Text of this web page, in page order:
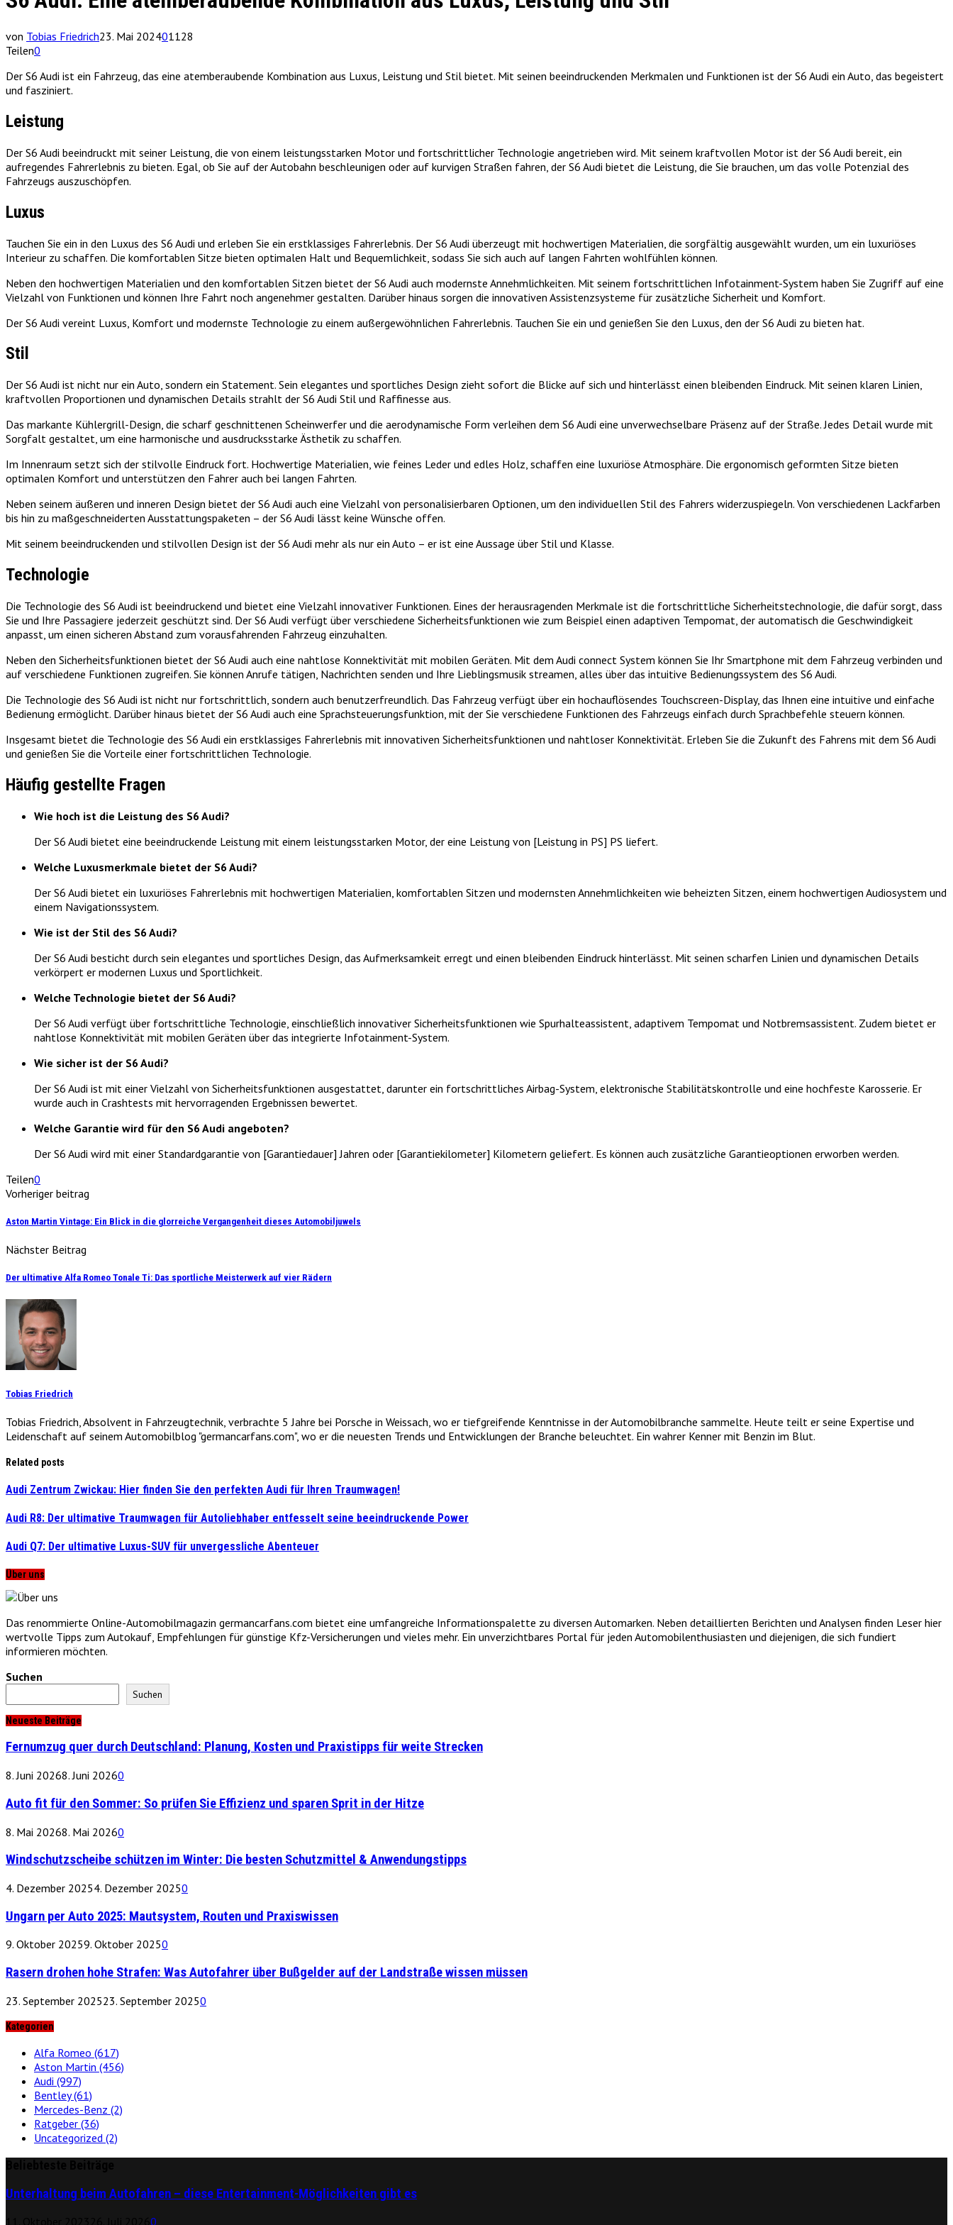
von Tobias Friedrich23. Mai 202401128
Teilen0
Der S6 Audi ist ein Fahrzeug, das eine atemberaubende Kombination aus Luxus, Leistung und Stil bietet. Mit seinen beeindruckenden Merkmalen und Funktionen ist der S6 Audi ein Auto, das begeistert
und fasziniert.
Leistung
Der S6 Audi beeindruckt mit seiner Leistung, die von einem leistungsstarken Motor und fortschrittlicher Technologie angetrieben wird. Mit seinem kraftvollen Motor ist der S6 Audi bereit, ein
aufregendes Fahrerlebnis zu bieten. Egal, ob Sie auf der Autobahn beschleunigen oder auf kurvigen Straßen fahren, der S6 Audi bietet die Leistung, die Sie brauchen, um das volle Potenzial des
Fahrzeugs auszuschöpfen.
Luxus
Tauchen Sie ein in den Luxus des S6 Audi und erleben Sie ein erstklassiges Fahrerlebnis. Der S6 Audi überzeugt mit hochwertigen Materialien, die sorgfältig ausgewählt wurden, um ein luxuriöses
Interieur zu schaffen. Die komfortablen Sitze bieten optimalen Halt und Bequemlichkeit, sodass Sie sich auch auf langen Fahrten wohlfühlen können.
Neben den hochwertigen Materialien und den komfortablen Sitzen bietet der S6 Audi auch modernste Annehmlichkeiten. Mit seinem fortschrittlichen Infotainment-System haben Sie Zugriff auf eine
Vielzahl von Funktionen und können Ihre Fahrt noch angenehmer gestalten. Darüber hinaus sorgen die innovativen Assistenzsysteme für zusätzliche Sicherheit und Komfort.
Der S6 Audi vereint Luxus, Komfort und modernste Technologie zu einem außergewöhnlichen Fahrerlebnis. Tauchen Sie ein und genießen Sie den Luxus, den der S6 Audi zu bieten hat.
Stil
Der S6 Audi ist nicht nur ein Auto, sondern ein Statement. Sein elegantes und sportliches Design zieht sofort die Blicke auf sich und hinterlässt einen bleibenden Eindruck. Mit seinen klaren Linien,
kraftvollen Proportionen und dynamischen Details strahlt der S6 Audi Stil und Raffinesse aus.
Das markante Kühlergrill-Design, die scharf geschnittenen Scheinwerfer und die aerodynamische Form verleihen dem S6 Audi eine unverwechselbare Präsenz auf der Straße. Jedes Detail wurde mit
Sorgfalt gestaltet, um eine harmonische und ausdrucksstarke Ästhetik zu schaffen.
Im Innenraum setzt sich der stilvolle Eindruck fort. Hochwertige Materialien, wie feines Leder und edles Holz, schaffen eine luxuriöse Atmosphäre. Die ergonomisch geformten Sitze bieten
optimalen Komfort und unterstützen den Fahrer auch bei langen Fahrten.
Neben seinem äußeren und inneren Design bietet der S6 Audi auch eine Vielzahl von personalisierbaren Optionen, um den individuellen Stil des Fahrers widerzuspiegeln. Von verschiedenen Lackfarben
bis hin zu maßgeschneiderten Ausstattungspaketen – der S6 Audi lässt keine Wünsche offen.
Mit seinem beeindruckenden und stilvollen Design ist der S6 Audi mehr als nur ein Auto – er ist eine Aussage über Stil und Klasse.
Technologie
Die Technologie des S6 Audi ist beeindruckend und bietet eine Vielzahl innovativer Funktionen. Eines der herausragenden Merkmale ist die fortschrittliche Sicherheitstechnologie, die dafür sorgt, dass
Sie und Ihre Passagiere jederzeit geschützt sind. Der S6 Audi verfügt über verschiedene Sicherheitsfunktionen wie zum Beispiel einen adaptiven Tempomat, der automatisch die Geschwindigkeit
anpasst, um einen sicheren Abstand zum vorausfahrenden Fahrzeug einzuhalten.
Neben den Sicherheitsfunktionen bietet der S6 Audi auch eine nahtlose Konnektivität mit mobilen Geräten. Mit dem Audi connect System können Sie Ihr Smartphone mit dem Fahrzeug verbinden und
auf verschiedene Funktionen zugreifen. Sie können Anrufe tätigen, Nachrichten senden und Ihre Lieblingsmusik streamen, alles über das intuitive Bedienungssystem des S6 Audi.
Die Technologie des S6 Audi ist nicht nur fortschrittlich, sondern auch benutzerfreundlich. Das Fahrzeug verfügt über ein hochauflösendes Touchscreen-Display, das Ihnen eine intuitive und einfache
Bedienung ermöglicht. Darüber hinaus bietet der S6 Audi auch eine Sprachsteuerungsfunktion, mit der Sie verschiedene Funktionen des Fahrzeugs einfach durch Sprachbefehle steuern können.
Insgesamt bietet die Technologie des S6 Audi ein erstklassiges Fahrerlebnis mit innovativen Sicherheitsfunktionen und nahtloser Konnektivität. Erleben Sie die Zukunft des Fahrens mit dem S6 Audi
und genießen Sie die Vorteile einer fortschrittlichen Technologie.
Häufig gestellte Fragen
Wie hoch ist die Leistung des S6 Audi?
Der S6 Audi bietet eine beeindruckende Leistung mit einem leistungsstarken Motor, der eine Leistung von [Leistung in PS] PS liefert.
Welche Luxusmerkmale bietet der S6 Audi?
Der S6 Audi bietet ein luxuriöses Fahrerlebnis mit hochwertigen Materialien, komfortablen Sitzen und modernsten Annehmlichkeiten wie beheizten Sitzen, einem hochwertigen Audiosystem und
einem Navigationssystem.
Wie ist der Stil des S6 Audi?
Der S6 Audi besticht durch sein elegantes und sportliches Design, das Aufmerksamkeit erregt und einen bleibenden Eindruck hinterlässt. Mit seinen scharfen Linien und dynamischen Details
verkörpert er modernen Luxus und Sportlichkeit.
Welche Technologie bietet der S6 Audi?
Der S6 Audi verfügt über fortschrittliche Technologie, einschließlich innovativer Sicherheitsfunktionen wie Spurhalteassistent, adaptivem Tempomat und Notbremsassistent. Zudem bietet er
nahtlose Konnektivität mit mobilen Geräten über das integrierte Infotainment-System.
Wie sicher ist der S6 Audi?
Der S6 Audi ist mit einer Vielzahl von Sicherheitsfunktionen ausgestattet, darunter ein fortschrittliches Airbag-System, elektronische Stabilitätskontrolle und eine hochfeste Karosserie. Er
wurde auch in Crashtests mit hervorragenden Ergebnissen bewertet.
Welche Garantie wird für den S6 Audi angeboten?
Der S6 Audi wird mit einer Standardgarantie von [Garantiedauer] Jahren oder [Garantiekilometer] Kilometern geliefert. Es können auch zusätzliche Garantieoptionen erworben werden.
Teilen0
Vorheriger beitrag
Aston Martin Vintage: Ein Blick in die glorreiche Vergangenheit dieses Automobiljuwels
Nächster Beitrag
Der ultimative Alfa Romeo Tonale Ti: Das sportliche Meisterwerk auf vier Rädern
Tobias Friedrich
Tobias Friedrich, Absolvent in Fahrzeugtechnik, verbrachte 5 Jahre bei Porsche in Weissach, wo er tiefgreifende Kenntnisse in der Automobilbranche sammelte. Heute teilt er seine Expertise und
Leidenschaft auf seinem Automobilblog "germancarfans.com", wo er die neuesten Trends und Entwicklungen der Branche beleuchtet. Ein wahrer Kenner mit Benzin im Blut.
Related posts
Audi Zentrum Zwickau: Hier finden Sie den perfekten Audi für Ihren Traumwagen!
Audi R8: Der ultimative Traumwagen für Autoliebhaber entfesselt seine beeindruckende Power
Audi Q7: Der ultimative Luxus-SUV für unvergessliche Abenteuer
Über uns
Das renommierte Online-Automobilmagazin germancarfans.com bietet eine umfangreiche Informationspalette zu diversen Automarken. Neben detaillierten Berichten und Analysen finden Leser hier
wertvolle Tipps zum Autokauf, Empfehlungen für günstige Kfz-Versicherungen und vieles mehr. Ein unverzichtbares Portal für jeden Automobilenthusiasten und diejenigen, die sich fundiert
informieren möchten.
Suchen
Suchen
Neueste Beiträge
Fernumzug quer durch Deutschland: Planung, Kosten und Praxistipps für weite Strecken
8. Juni 20268. Juni 20260
Auto fit für den Sommer: So prüfen Sie Effizienz und sparen Sprit in der Hitze
8. Mai 20268. Mai 20260
Windschutzscheibe schützen im Winter: Die besten Schutzmittel & Anwendungstipps
4. Dezember 20254. Dezember 20250
Ungarn per Auto 2025: Mautsystem, Routen und Praxiswissen
9. Oktober 20259. Oktober 20250
Rasern drohen hohe Strafen: Was Autofahrer über Bußgelder auf der Landstraße wissen müssen
23. September 202523. September 20250
Kategorien
Alfa Romeo (617)
Aston Martin (456)
Audi (997)
Bentley(61)
Mercedes-Benz (2)
Ratgeber (36)
Uncategorized (2)
Unterhaltung beim Autofahren – diese Entertainment-Möglichkeiten gibt es
0